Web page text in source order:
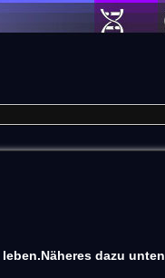
dazu unten